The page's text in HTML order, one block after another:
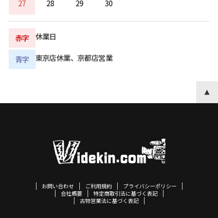
27 28 29 30
赤字 休業日
青字 東京店休業、京都店営業
お問い合わせ ご利用規約
プライバシーポリシー
会社概要
特定商取引法に基づく表記
古物営業法に基づく表記